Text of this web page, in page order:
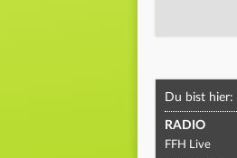
Du bist hier:
RADIO
FFH Live